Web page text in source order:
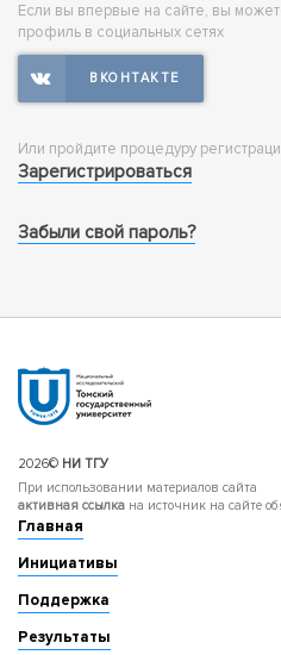
Если вы впервые на сайте, вы
профиль в социальных сетях
Или пройдите процедуру
Зарегистрироваться
Забыли свой пароль?
2026© НИ ТГУ
При использовании материалов сайта
активная ссылка на источник на сайте
Главная
Инициативы
Поддержка
Результаты